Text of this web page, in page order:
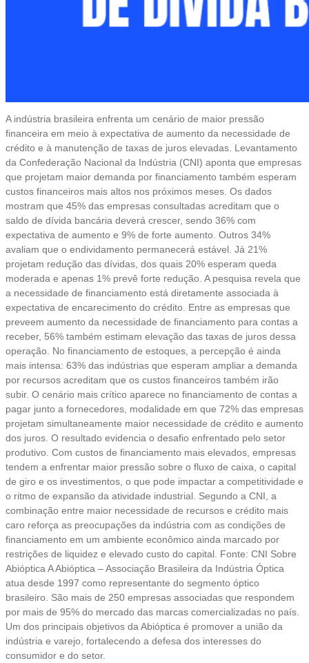
A indústria brasileira enfrenta um cenário de maior pressão
financeira em meio à expectativa de aumento da necessidade de
crédito e à manutenção de taxas de juros elevadas. Levantamento
da Confederação Nacional da Indústria (CNI) aponta que empresas
que projetam maior demanda por financiamento também esperam
custos financeiros mais altos nos próximos meses. Os dados
mostram que 45% das empresas consultadas acreditam que o
saldo de dívida bancária deverá crescer, sendo 36% com
expectativa de aumento e 9% de forte aumento. Outros 34%
avaliam que o endividamento permanecerá estável. Já 21%
projetam redução das dívidas, dos quais 20% esperam queda
moderada e apenas 1% prevê forte redução. A pesquisa revela que
a necessidade de financiamento está diretamente associada à
expectativa de encarecimento do crédito. Entre as empresas que
preveem aumento da necessidade de financiamento para contas a
receber, 56% também estimam elevação das taxas de juros dessa
operação. No financiamento de estoques, a percepção é ainda
mais intensa: 63% das indústrias que esperam ampliar a demanda
por recursos acreditam que os custos financeiros também irão
subir. O cenário mais crítico aparece no financiamento de contas a
pagar junto a fornecedores, modalidade em que 72% das empresas
projetam simultaneamente maior necessidade de crédito e aumento
dos juros. O resultado evidencia o desafio enfrentado pelo setor
produtivo. Com custos de financiamento mais elevados, empresas
tendem a enfrentar maior pressão sobre o fluxo de caixa, o capital
de giro e os investimentos, o que pode impactar a competitividade e
o ritmo de expansão da atividade industrial. Segundo a CNI, a
combinação entre maior necessidade de recursos e crédito mais
caro reforça as preocupações da indústria com as condições de
financiamento em um ambiente econômico ainda marcado por
restrições de liquidez e elevado custo do capital. Fonte: CNI Sobre
Abióptica A Abióptica – Associação Brasileira da Indústria Óptica
atua desde 1997 como representante do segmento óptico
brasileiro. São mais de 250 empresas associadas que respondem
por mais de 95% do mercado das marcas comercializadas no país.
Um dos principais objetivos da Abióptica é promover a união da
indústria e varejo, fortalecendo a defesa dos interesses do
consumidor e do setor.